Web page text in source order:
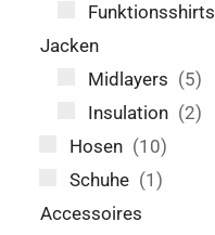
Funktionsshirts
Jacken
Midlayers (5)
Insulation (2)
Hosen (10)
Schuhe (1)
Accessoires